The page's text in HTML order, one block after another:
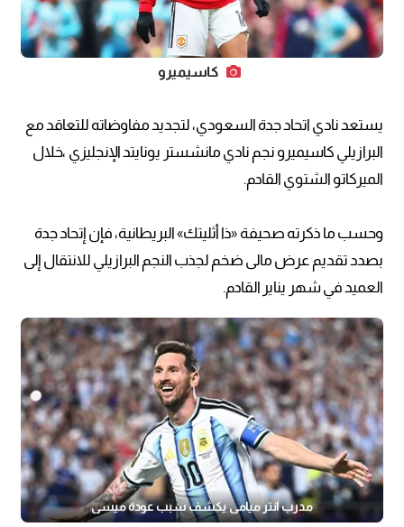
كاسيميرو
يستعد نادي اتحاد جدة السعودي، لتجديد مفاوضاته للتعاقد مع
البرازيلي كاسيميرو نجم نادي مانشستر يونايتد الإنجليزي ،خلال
الميركاتو الشتوي القادم.
وحسب ما ذكرته صحيفة «ذا أثليتك» البريطانية، فإن إتحاد جدة
بصدد تقديم عرض مالى ضخم لجذب النجم البرازيلي للانتقال إلى
العميد في شهر يناير القادم.
مدرب انتر ميامي يكشف سبب عودة ميسي